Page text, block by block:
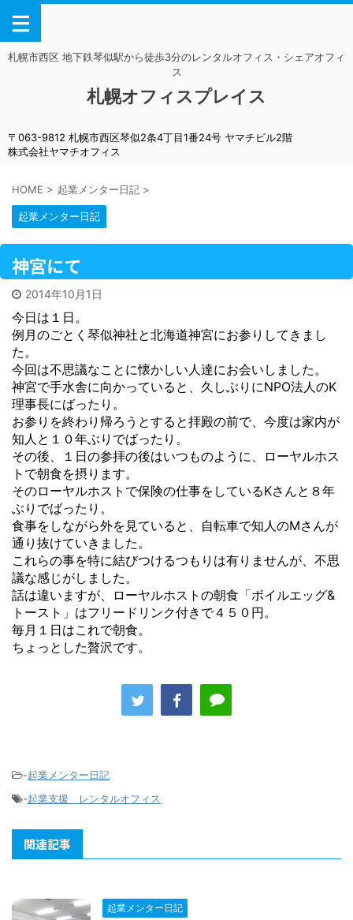
札幌市西区 地下鉄琴似駅から徒歩3分のレンタルオフィス・シェアオフィ
ス
札幌オフィスプレイス
〒063-9812 札幌市西区琴似2条4丁目1番24号 ヤマチビル2階
株式会社ヤマチオフィス
HOME > 起業メンター日記 >
起業メンター日記
神宮にて
2014年10月1日
今日は１日。
例月のごとく琴似神社と北海道神宮にお参りしてきまし
た。
今回は不思議なことに懐かしい人達にお会いしました。
神宮で手水舎に向かっていると、久しぶりにNPO法人のK
理事長にばったり。
お参りを終わり帰ろうとすると拝殿の前で、今度は家内が
知人と１０年ぶりでばったり。
その後、１日の参拝の後はいつものように、ローヤルホス
トで朝食を摂ります。
そのローヤルホストで保険の仕事をしているKさんと８年
ぶりでばったり。
食事をしながら外を見ていると、自転車で知人のMさんが
通り抜けていきました。
これらの事を特に結びつけるつもりは有りませんが、不思
議な感じがしました。
話は違いますが、ローヤルホストの朝食「ボイルエッグ&
トースト」はフリードリンク付きで４５０円。
毎月１日はこれで朝食。
ちょっとした贅沢です。
-起業メンター日記
-起業支援 レンタルオフィス
関連記事
起業メンター日記